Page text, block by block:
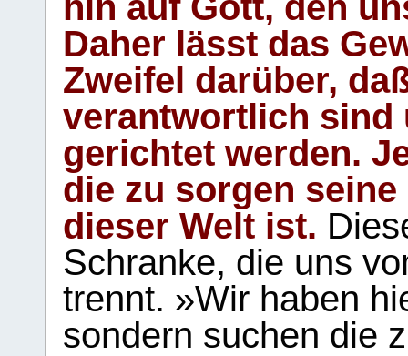
Daher lässt das
Zweifel darüber,
verantwortlich sind
gerichtet werden.
die zu sorgen
dieser Welt ist.
Schranke, die uns
trennt. »Wir haben
sondern suchen die